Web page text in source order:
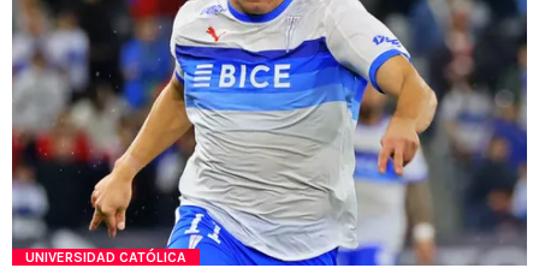
UNIVERSIDAD CATÓLICA